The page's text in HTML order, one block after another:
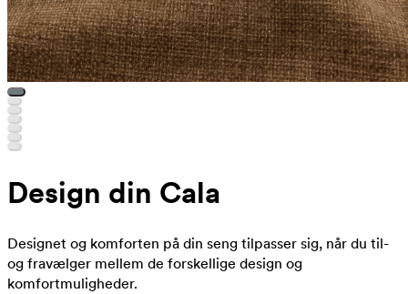
Design din Cala
Designet og komforten på din seng tilpasser sig, når du til-
og fravælger mellem de forskellige design og
komfortmuligheder.